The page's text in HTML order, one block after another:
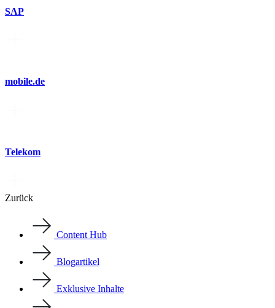
SAP
mobile.de
Telekom
Zurück
Content Hub
Blogartikel
Exklusive Inhalte